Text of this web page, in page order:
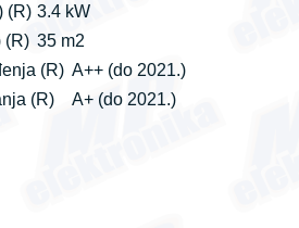
(R) 3.4 kW
(R) 35 m2
(R) A++ (do 2021.)
(R)
A+ (do 2021.)